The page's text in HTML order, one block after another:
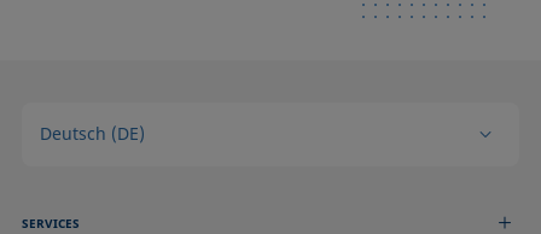
Deutsch (DE)
SERVICES